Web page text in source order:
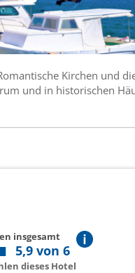
Kirchen und
und in historischen
insgesamt
5,9 von 6
dieses Hotel